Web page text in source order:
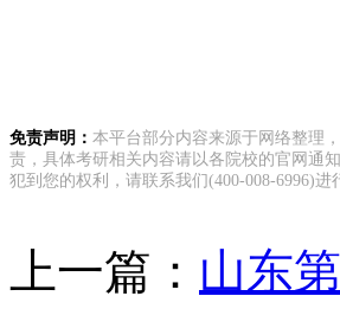
免责声明： 本平台部分内容来源于网络整理
责，具体考研相关内容请以各院校的官网通
犯到您的权利，请联系我们(400-008-6996)进
上一篇： 山东